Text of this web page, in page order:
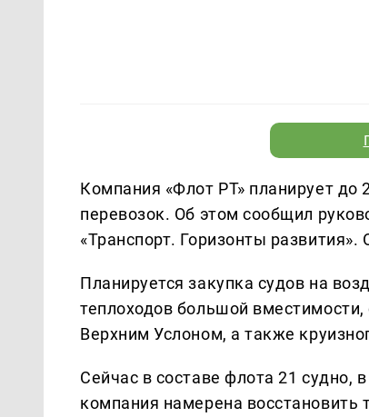
Компания «Флот РТ» планирует до
перевозок. Об этом сообщил
«Транспорт. Горизонты
Планируется закупка судов на
теплоходов большой
Верхним Услоном, а также
Сейчас в составе флота 21 судно,
компания намерена восстановить